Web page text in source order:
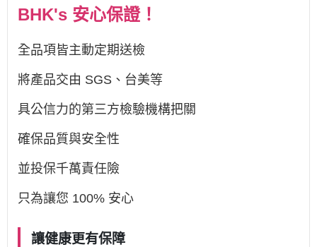
BHK's 安心保證！
全品項皆主動定期送檢
將產品交由 SGS、台美等
具公信力的第三方檢驗機構把關
確保品質與安全性
並投保千萬責任險
只為讓您 100% 安心
讓健康更有保障